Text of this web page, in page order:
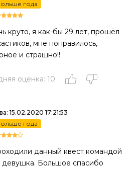
года
я как-бы 29 лет, прошёл
мне понравилось,
и страшно!!
оценка: 10
15.02.2020 17:21:53
года
данный квест командой
девушка. Большое спасибо